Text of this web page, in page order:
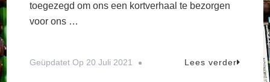
toegezegd om ons een kortverhaal te bezorgen
voor ons …
Geüpdatet Op 20 Juli 2021 Lees verder